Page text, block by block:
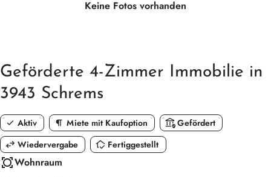
Keine Fotos vorhanden
Geförderte 4-Zimmer Immobilie in
3943 Schrems
check Aktiv format_paragraph Miete mit Kaufoption assured_workloadGefördert
swap_horiz Wiedervergabe in_home_mode Fertiggestellt
all_outWohnraum